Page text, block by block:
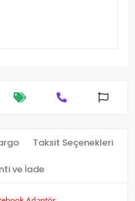
Taksit Seçenekleri
ve İade